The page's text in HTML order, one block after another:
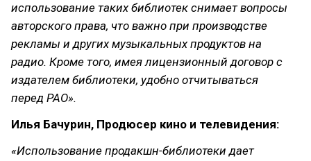
использование таких библиотек снимает вопросы
авторского права, что важно при производстве
рекламы и других музыкальных продуктов на
радио. Кроме того, имея лицензионный договор с
издателем библиотеки, удобно отчитываться
перед РАО».
Илья Бачурин, Продюсер кино и телевидения:
«Использование продакшн-библиотеки дает